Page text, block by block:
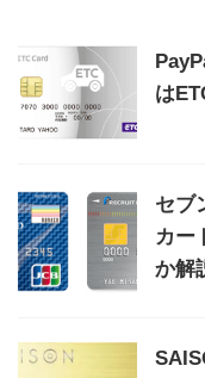
は
セブ
カー
か解